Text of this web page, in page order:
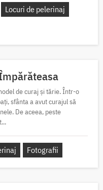
Locuri de pelerinaj
de curaj și tărie. Într-o
sfânta a avut curajul să
De aceea, peste
Fotografii